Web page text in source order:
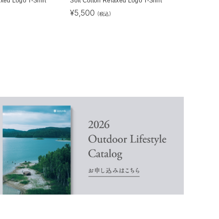
¥5,500 (税込)